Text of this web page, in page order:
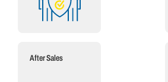
After Sales